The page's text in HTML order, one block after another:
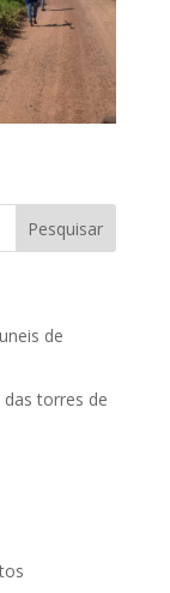
de
torres de